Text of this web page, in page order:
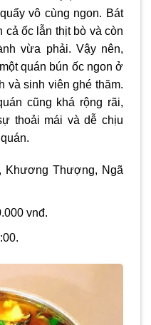
vô cùng ngon. Bát
cả ốc lẫn thịt bò và còn
vừa phải. Vậy nên,
quán bún ốc ngon ở
và sinh viên ghé thăm.
cũng khá rộng rãi,
thoải mái và dễ chịu
Khương Thượng, Ngã
vnđ.